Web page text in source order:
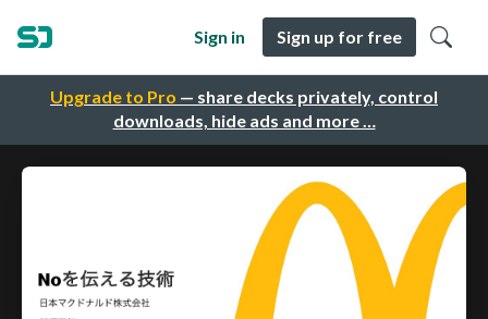
Upgrade to Pro — share decks privately, control
downloads, hide ads and more …
Sign in Sign up for free